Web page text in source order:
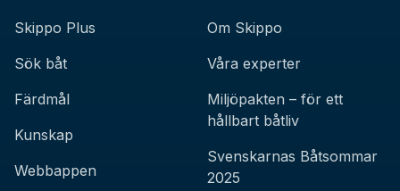
Skippo Plus
Sök båt
Färdmål
Kunskap
Webbappen
Om Skippo
Våra experter
Miljöpakten – för ett
hållbart båtliv
Svenskarnas Båtsommar
2025